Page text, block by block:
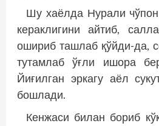
Шу хаёлда Нурали
кераклигини айтиб,
ошириб ташлаб қўйди-да,
тутамлаб ўғли ишора
Йиғилган эркагу аёл
бош­лади.
Кенжаси билан бориб